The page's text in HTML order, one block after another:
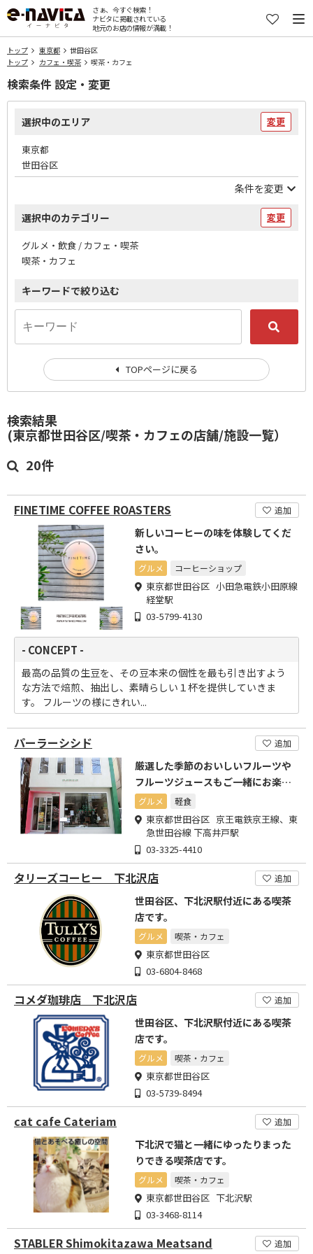
さぁ、今すぐ検索！
ナビタに掲載されている
地元のお店の情報が満載！
トップ 東京都
世田谷区
トップ
カフェ・喫茶 喫茶・カフェ
検索結果
(東京都世田谷区/喫茶・カフェの店舗/施設一覧）
20件
FINETIME COFFEE ROASTERS 追加
新しいコーヒーの味を体験してくだ
さい。
グルメ コーヒーショップ
東京都世田谷区 小田急電鉄小田原線
経堂駅
03-5799-4130
- CONCEPT -
最高の品質の生豆を、その豆本来の個性を最も引き出すよう
な方法で焙煎、抽出し、素晴らしい１杯を提供していきま
す。 フルーツの様にきれい...
パーラーシシド 追加
厳選した季節のおいしいフルーツや
フルーツジュースもご一緒にお楽し
みください
グルメ 軽食
東京都世田谷区 京王電鉄京王線、東
急世田谷線 下高井戸駅
03-3325-4410
タリーズコーヒー 下北沢店 追加
世田谷区、下北沢駅付近にある喫茶
店です。
グルメ 喫茶・カフェ
東京都世田谷区
03-6804-8468
コメダ珈琲店 下北沢店 追加
世田谷区、下北沢駅付近にある喫茶
店です。
グルメ 喫茶・カフェ
東京都世田谷区
03-5739-8494
cat cafe Cateriam 追加
下北沢で猫と一緒にゆったりまった
りできる喫茶店です。
グルメ 喫茶・カフェ
東京都世田谷区 下北沢駅
03-3468-8114
STABLER Shimokitazawa Meatsand 追加
検索条件 設定・変更
選択中のエリア 変更
東京都
世田谷区
条件を変更
選択中のカテゴリー 変更
グルメ・飲食 / カフェ・喫茶
喫茶・カフェ
キーワードで絞り込む
TOPページに戻る